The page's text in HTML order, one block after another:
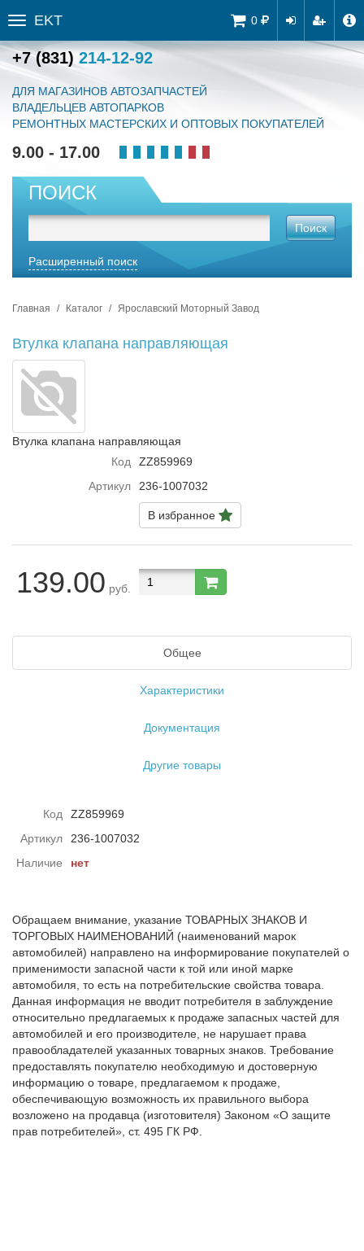
0
Toggle
sidebar
EKT
+7 (831) 214-12-92
ДЛЯ МАГАЗИНОВ АВТОЗАПЧАСТЕЙ
ВЛАДЕЛЬЦЕВ АВТОПАРКОВ
РЕМОНТНЫХ МАСТЕРСКИХ И ОПТОВЫХ ПОКУПАТЕЛЕЙ
9.00 - 17.00
ПОИСК
Поиск
Расширенный поиск
Главная Каталог Ярославский Моторный Завод
Втулка клапана направляющая
Втулка клапана направляющая
Код
ZZ859969
Артикул
236-1007032
В избранное
139.00 руб.
Общее
Характеристики
Документация
Другие товары
Код
ZZ859969
Артикул
236-1007032
Наличие
нет
Обращаем внимание, указание ТОВАРНЫХ ЗНАКОВ И
ТОРГОВЫХ НАИМЕНОВАНИЙ (наименований марок
автомобилей) направлено на информирование покупателей о
применимости запасной части к той или иной марке
автомобиля, то есть на потребительские свойства товара.
Данная информация не вводит потребителя в заблуждение
относительно предлагаемых к продаже запасных частей для
автомобилей и его производителе, не нарушает права
правообладателей указанных товарных знаков. Требование
предоставлять покупателю необходимую и достоверную
информацию о товаре, предлагаемом к продаже,
обеспечивающую возможность их правильного выбора
возложено на продавца (изготовителя) Законом «О защите
прав потребителей», ст. 495 ГК РФ.